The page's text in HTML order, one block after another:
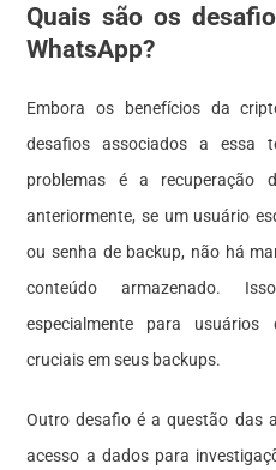
Quais são os
WhatsApp?
Embora os benefícios da
desafios associados a essa
problemas é a recuperação
anteriormente, se um usuário
ou senha de backup, não há
conteúdo armazenado.
especialmente para usuários
cruciais em seus backups.
Outro desafio é a questão das
acesso a dados para